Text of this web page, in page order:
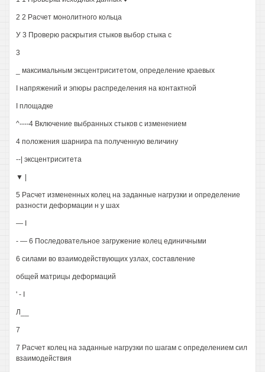
2 2 Расчет монолитного кольца
У 3 Проверю раскрытия стыков выбор стыка с
3
_ максимальным эксцентриситетом, определение краевых
I напряжений и эпюры распределения на контактной
I площадке
^----4 Включение выбранных стыков с изменением
4 положения шарнира па полученную величину
--| эксцентриситета
▼ |
5 Расчет измененных колец на заданные нагрузки и определение
разности деформации н у шах
— I
- — 6 Последовательное загружение колец единичными
6 силами во взаимодействующих узлах, составление
общей матрицы деформаций
' - I
Л__
7
7 Расчет колец на заданные нагрузки по шагам с определением сил
взаимодействия